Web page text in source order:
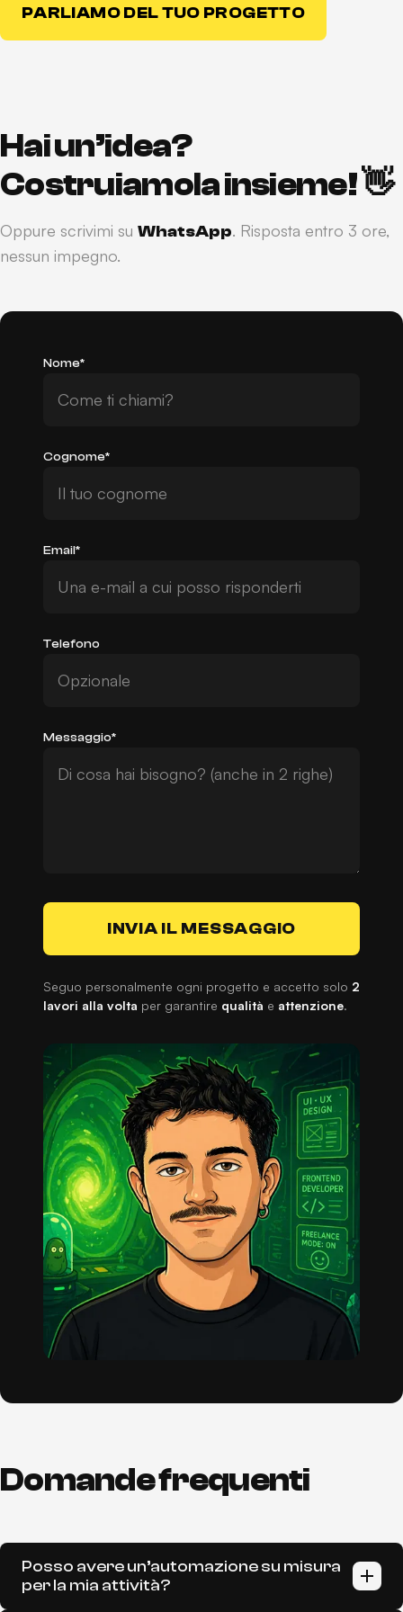
PARLIAMO DEL TUO PROGETTO
Hai un’idea?
Costruiamola insieme! 👋
Oppure scrivimi su WhatsApp. Risposta entro 3 ore,
nessun impegno.
Nome*
Cognome*
Email*
Telefono
Messaggio*
INVIA IL MESSAGGIO
Seguo personalmente ogni progetto e accetto solo 2
lavori alla volta per garantire qualità e attenzione.
Domande frequenti
Posso avere un’automazione su misura
per la mia attività?